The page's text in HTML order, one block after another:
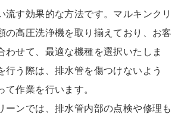
流す効果的な方法です。マルキンクリ
の高圧洗浄機を取り揃えており、お客
わせて、最適な機種を選択いたしま
行う際は、排水管を傷つけないよう
て作業を行います。
ーンでは、排水管内部の点検や修理も